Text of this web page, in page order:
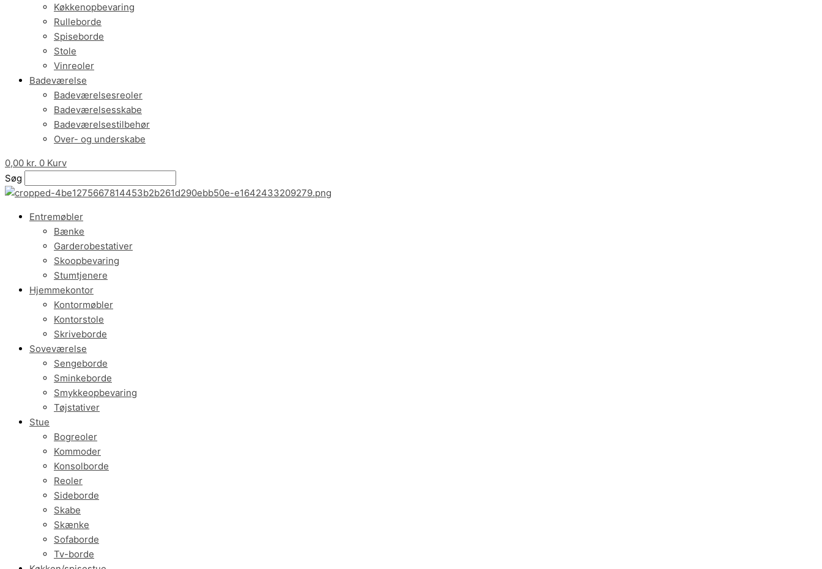
Køkkenopbevaring
Rulleborde
Spiseborde
Stole
Vinreoler
Badeværelse
Badeværelsesreoler
Badeværelsesskabe
Badeværelsestilbehør
Over- og underskabe
0,00 kr. 0 Kurv
Søg
Entremøbler
Bænke
Garderobestativer
Skoopbevaring
Stumtjenere
Hjemmekontor
Kontormøbler
Kontorstole
Skriveborde
Soveværelse
Sengeborde
Sminkeborde
Smykkeopbevaring
Tøjstativer
Stue
Bogreoler
Kommoder
Konsolborde
Reoler
Sideborde
Skabe
Skænke
Sofaborde
Tv-borde